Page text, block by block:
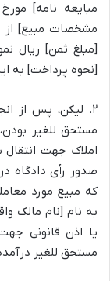
مبایعه نامه]
مشخصات مبیع] از
[مبلغ ثمن] ریال
[نحوه پرداخت] به
۲. لیکن، پس از
مستحق للغیر
املاک جهت
صدور رأی دادگاه
که مبیع مورد
به نام [نام مالک
یا اذن قانونی
مستحق للغیر